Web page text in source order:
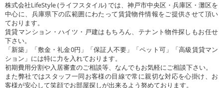
株式会社LifeStyle (ライフスタイル) では、神戸市中央区・兵庫区・灘区を
中心に、兵庫県下の広範囲にわたって賃貸物件情報をご提供させて頂い
ております。
賃貸マンション・ハイツ・戸建はもちろん、テナント物件探しもお任せ
下さい。
「新築」「敷金・礼金0円」「保証人不要」「ペット可」「高級賃貸マン
ション」には特に力を入れております。
初期費用分割や入居審査のご相談等、なんでもお気軽にご相談下さい。
また弊社ではスタッフ一同お客様の目線で常に親切な対応を心掛け、お
客様が安心して笑顔でお部屋探しが出来るよう努めております。